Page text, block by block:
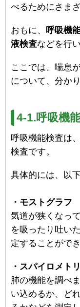
べるためにさま
おもに、呼吸機
液検査などを行
ここでは、喘息
について、分か
4-1.呼吸機
呼吸機能検査は
検査です。
具体的には、以
・モストグラフ
気道が狭くなっ
を吸ったり吐い
定することができ
・スパイロメト
肺の機能を調べ
い込めるか、ど